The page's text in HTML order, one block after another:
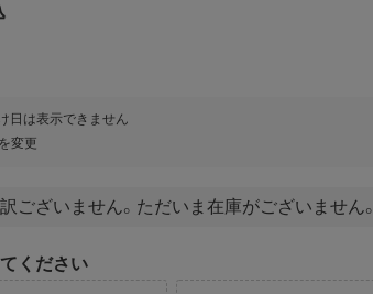
日は表示できません
変更
ございません。ただいま在庫がございません。
ください